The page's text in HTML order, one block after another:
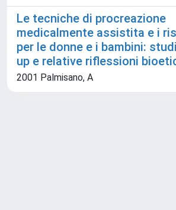
Le tecniche di procreazione
medicalmente assistita e i
per le donne e i bambini:
up e relative riflessioni
2001 Palmisano, A